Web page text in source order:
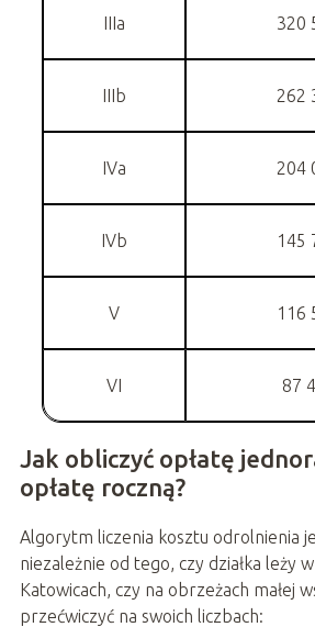
IIIa 320
IIIb 262
IVa 204
IVb 145
V 116
VI 87
Jak obliczyć opłatę
opłatę roczną?
Algorytm liczenia kosztu odrolnienia
niezależnie od tego, czy działka leży
Katowicach, czy na obrzeżach małej
przećwiczyć na swoich liczbach: